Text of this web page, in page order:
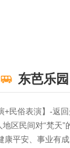
东芭乐
民俗表演】-返
区民间对“梵天
平安、事业有